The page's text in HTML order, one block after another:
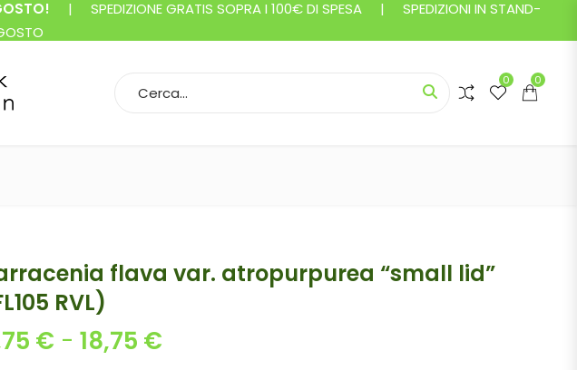
| SPEDIZIONE GRATIS SOPRA I 100€ DI SPESA | SPEDIZIONI IN STAND-
0 0
flava var. atropurpurea “small lid”
RVL)
€ - 18,75 €